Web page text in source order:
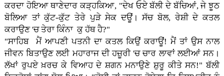
ਕਰਦਾ ਹੋਇਆ ਥਾਣੇਦਾਰ ਕੜ੍ਹਕਿਆ, "ਦੇਖ ਓਏ ਬੱਲੀ ਦੇ ਬੱਚਿਆਂ, ਜੇ ਝੂਠ
ਬੋਲਿਆ ਤਾਂ ਕੁੱਟ-ਕੁੱਟ ਤੇਰੇ ਪੁੜੇ ਸੇਕ ਦਊਂ। ਸੱਚ ਬੋਲ, ਰੇਸ਼ੀ ਦੇ ਕਤਲ
ਕਰਾਉਣ 'ਚ ਤੇਰਾ ਕਿੰਨਾ ਕੁ ਹੱਥ ਹੈ?"
"ਸਾਹਿਬ ਮੈਂ ਆਪਣੀ ਪਤਨੀ ਦਾ ਕਤਲ ਕਿਉਂ ਕਰਾਊਂ! ਮੈਂ ਤਾਂ ਉਸ ਨਾਲ
ਜੀਵਨ ਬਿਤਾਉਣ ਲਈ ਮਹਾਰਾਜ ਦੀ ਹਜ਼ੂਰੀ 'ਚ ਚਾਰ ਲਾਵਾਂ ਲਈਆਂ ਸਨ।
ਲੱਖਾਂ ਰੁਪਏ ਖ਼ਰਚ ਕੇ ਵਿਆਹ ਦੇ ਸ਼ਗਨ ਮਨਾਉਣੇ ਸ਼ੁਰੂ ਕੀਤੇ ਸਨ!" ਬੱਲੀ